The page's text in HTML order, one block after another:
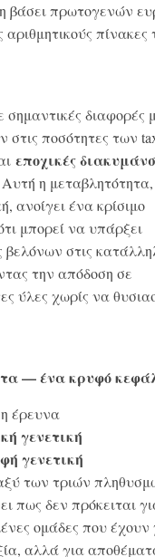
βάσει πρωτογενών
πίνακες
διαφορές
ποσότητες των
εποχικές
η
ανοίγει ένα κρίσιμο
μπορεί να υπάρξει
βελόνων στις
την απόδοση σε
ύλες χωρίς να
— ένα κρυφό
έρευνα
γενετική
γενετική
των τριών
πως δεν πρόκειται
ομάδες που έχουν
αλλά για